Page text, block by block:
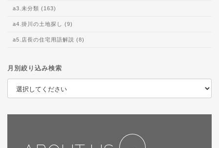
a3.未分類 (163)
a4.掛川の土地探し (9)
a5.店長の住宅用語解説 (8)
月別絞り込み検索